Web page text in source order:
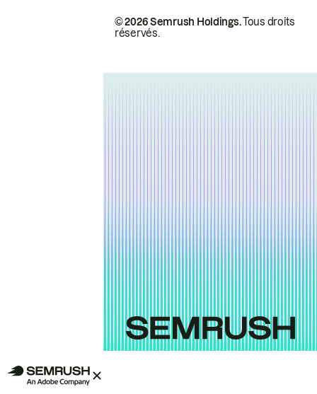
© 2026 Semrush Holdings.Tous droits
réservés.